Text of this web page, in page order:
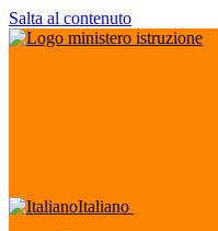
Salta al contenuto
Italiano